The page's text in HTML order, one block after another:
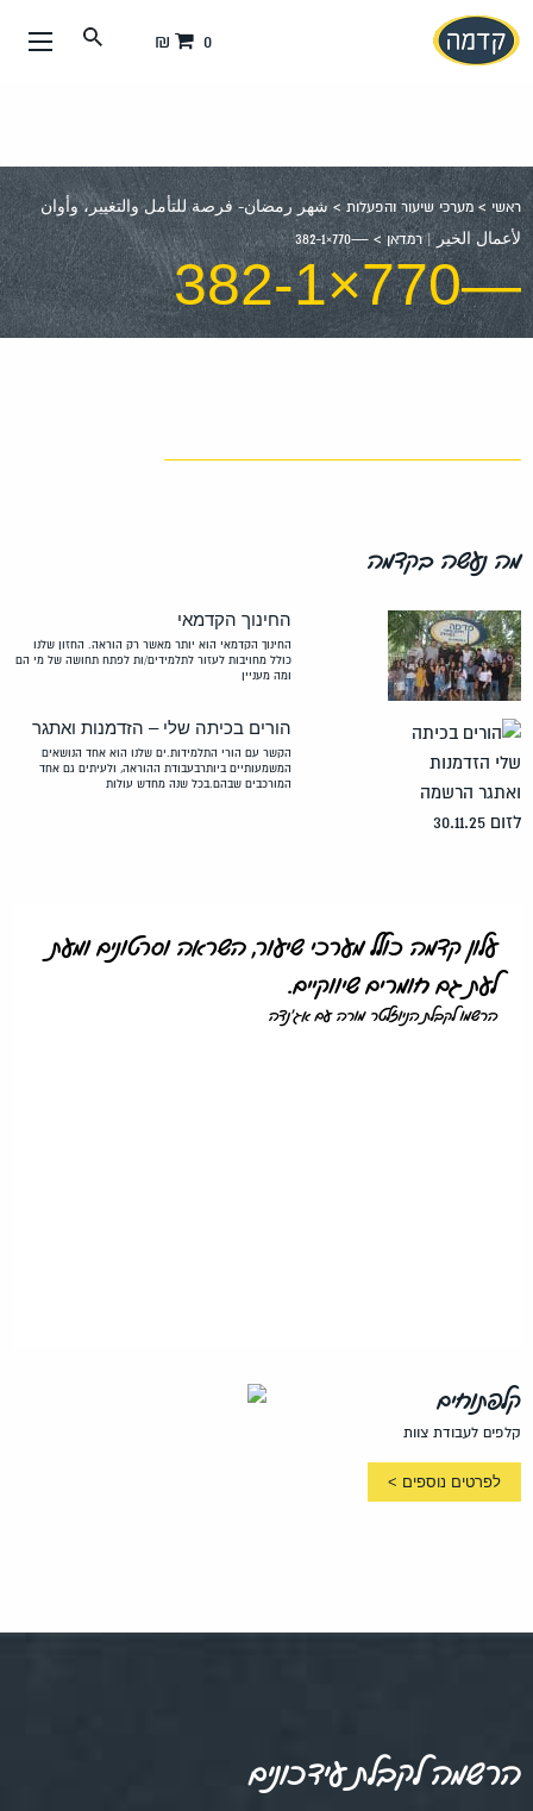
עבור
אל
0 ₪
ראשי >מערכי שיעור והפעלות >شهر رمضان- فرصة للتأمل والتغيير، وأوان
لأعمال الخير | רמדאן>
—770×382-1
—770×382-1
מה נעשה בקדמה
החינוך הקדמאי
החינוך הקדמאי הוא יותר מאשר רק הוראה. החזון שלנו
כולל מחויבות לעזור לתלמידים/ות לפתח תחושה של מי הם
ומה מעניין
הורים בכיתה שלי – הזדמנות ואתגר
הקשר עם הורי התלמידות.ים שלנו הוא אחד הנושאים
המשמעותיים ביותרבעבודת ההוראה, ולעיתים גם אחד
המורכבים שבהם.בכל שנה מחדש עולות
עלון קדמה כולל מערכי שיעור, השראה וסרטונים ומעת
לעת גם חומרים שיווקיים.
הרשמו לקבלת הניוזלטר מורה עם אג'נדה
קלפתוחים
קלפים לעבודת צוות
לפרטים נוספים >
הרשמה לקבלת עידכונים